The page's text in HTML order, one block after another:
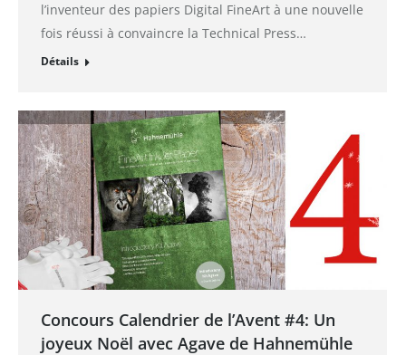
l’inventeur des papiers Digital FineArt à une nouvelle
fois réussi à convaincre la Technical Press…
Détails
Concours Calendrier de l’Avent #4: Un
joyeux Noël avec Agave de Hahnemühle